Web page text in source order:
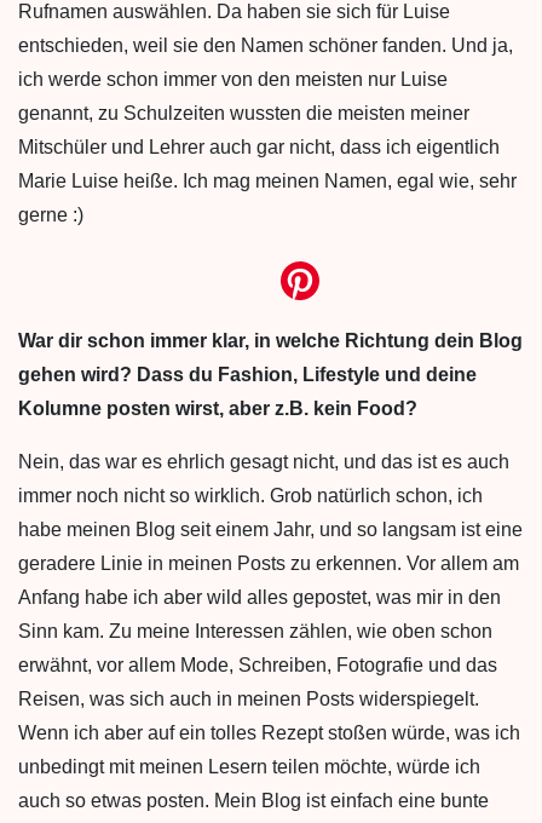
Rufnamen auswählen. Da haben sie sich für Luise
entschieden, weil sie den Namen schöner fanden. Und ja,
ich werde schon immer von den meisten nur Luise
genannt, zu Schulzeiten wussten die meisten meiner
Mitschüler und Lehrer auch gar nicht, dass ich eigentlich
Marie Luise heiße. Ich mag meinen Namen, egal wie, sehr
gerne :)
War dir schon immer klar, in welche Richtung dein Blog
gehen wird? Dass du Fashion, Lifestyle und deine
Kolumne posten wirst, aber z.B. kein Food?
Nein, das war es ehrlich gesagt nicht, und das ist es auch
immer noch nicht so wirklich. Grob natürlich schon, ich
habe meinen Blog seit einem Jahr, und so langsam ist eine
geradere Linie in meinen Posts zu erkennen. Vor allem am
Anfang habe ich aber wild alles gepostet, was mir in den
Sinn kam. Zu meine Interessen zählen, wie oben schon
erwähnt, vor allem Mode, Schreiben, Fotografie und das
Reisen, was sich auch in meinen Posts widerspiegelt.
Wenn ich aber auf ein tolles Rezept stoßen würde, was ich
unbedingt mit meinen Lesern teilen möchte, würde ich
auch so etwas posten. Mein Blog ist einfach eine bunte